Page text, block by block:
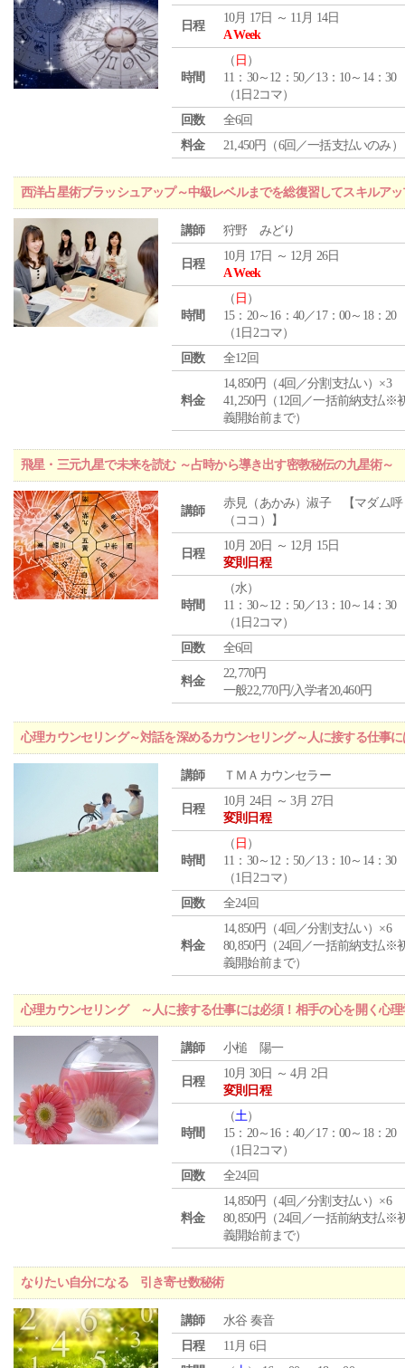
日程
10月 17日 ～ 11月 14日
A Week
時間
（ 日 ）
11：30～12：50／13：10～14：30
（1日2コマ）
回数
全6回
料金
21,450円（6回／一括支払いのみ）
西洋占星術ブラッシュアップ～中級レベルまでを総復習してスキルア
講師 狩野 みどり
日程
10月 17日 ～ 12月 26日
A Week
時間
（ 日 ）
15：20～16：40／17：00～18：20
（1日2コマ）
回数
全12回
料金
14,850円（4回／分割支払い）×3
41,250円（12回／一括前納支払※
義開始前まで）
飛星・三元九星で未来を読む ～占時から導き出す密教秘伝の九星術～
講師
赤見（あかみ）淑子 【マダム呼
（ココ）】
日程
10月 20日 ～ 12月 15日
変則日程
時間
（水）
11：30～12：50／13：10～14：30
（1日2コマ）
回数
全6回
料金
22,770円
一般22,770円/入学者20,460円
心理カウンセリング～対話を深めるカウンセリング～人に接する仕事
講師 ＴＭＡカウンセラー
日程
10月 24日 ～ 3月 27日
変則日程
時間
（ 日 ）
11：30～12：50／13：10～14：30
（1日2コマ）
回数
全24回
料金
14,850円（4回／分割支払い）×6
80,850円（24回／一括前納支払※
義開始前まで）
心理カウンセリング ～人に接する仕事には必須！相手の心を開く心理
講師 小槌 陽一
日程
10月 30日 ～ 4月 2日
変則日程
時間
（土）
15：20～16：40／17：00～18：20
（1日2コマ）
回数
全24回
料金
14,850円（4回／分割支払い）×6
80,850円（24回／一括前納支払※
義開始前まで）
なりたい自分になる 引き寄せ数秘術
講師
水谷 奏音
日程
11月 6日